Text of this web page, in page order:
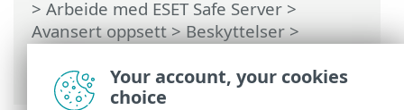
> Arbeide med ESET Safe Server >
Avansert oppsett>Beskyttelser>
Postboksbeskyttelse> Svar
Your account, your cookies
choice